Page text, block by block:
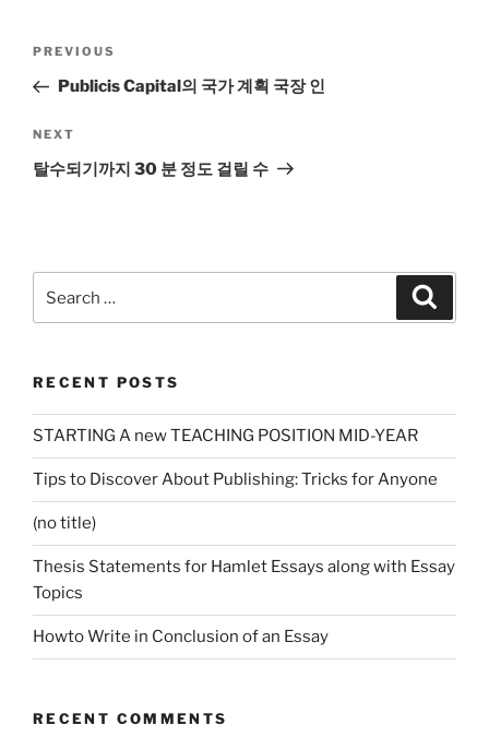
Previous
Post
PREVIOUS
Publicis Capital의 국가 계획 국장 인
Next
Post
NEXT
탈수되기까지 30 분 정도 걸릴 수
for:
RECENT POSTS
STARTING A new TEACHING POSITION MID-YEAR
Tips to Discover About Publishing: Tricks for Anyone
(no title)
Thesis Statements for Hamlet Essays along with Essay
Topics
Howto Write in Conclusion of an Essay
RECENT COMMENTS